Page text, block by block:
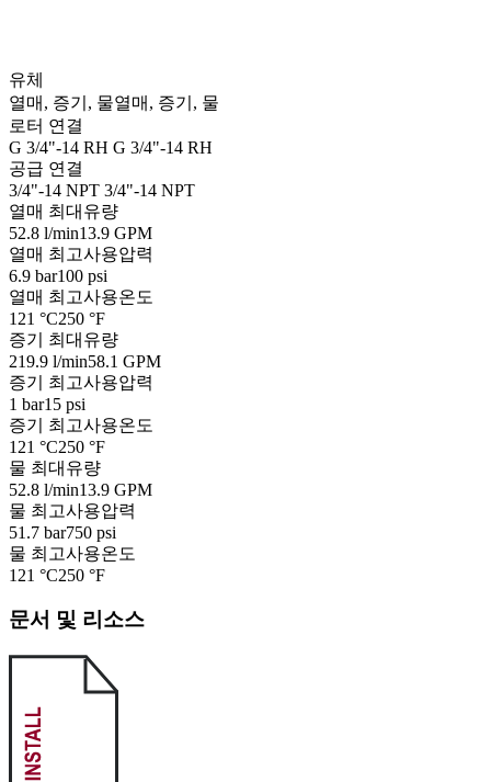
유체
열매, 증기, 물열매, 증기, 물
로터 연결
G 3/4"-14 RH G 3/4"-14 RH
공급 연결
3/4"-14 NPT 3/4"-14 NPT
열매 최대유량
52.8 l/min13.9 GPM
열매 최고사용압력
6.9 bar100 psi
열매 최고사용온도
121 °C250 °F
증기 최대유량
219.9 l/min58.1 GPM
증기 최고사용압력
1 bar15 psi
증기 최고사용온도
121 °C250 °F
물 최대유량
52.8 l/min13.9 GPM
물 최고사용압력
51.7 bar750 psi
물 최고사용온도
121 °C250 °F
문서 및 리소스